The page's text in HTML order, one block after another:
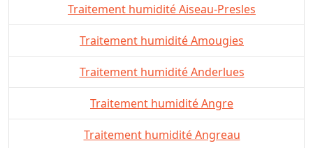
Traitement humidité Aiseau-Presles
Traitement humidité Amougies
Traitement humidité Anderlues
Traitement humidité Angre
Traitement humidité Angreau